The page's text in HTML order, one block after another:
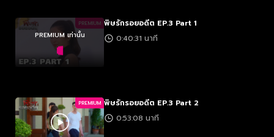
PREMIUM
PREMIUM เท่านั้น
พิษรักรอยอดีต EP.3 Part 1
0:40:31 นาที
PREMIUM พิษรักรอยอดีต EP.3 Part 2
0:53:08 นาที